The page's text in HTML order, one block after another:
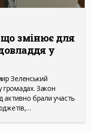
що змінює для
у
Зеленський
громадах. Закон
брали участь